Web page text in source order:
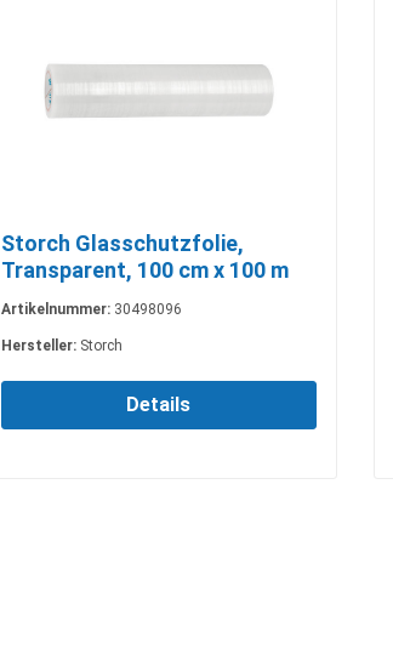
Storch Glasschutzfolie,
Transparent, 100 cm x 100 m
Artikelnummer: 30498096
Hersteller: Storch
Details